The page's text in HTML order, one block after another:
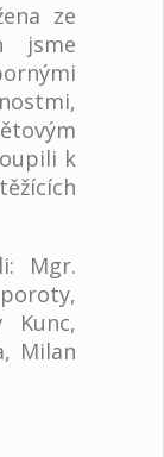
ze
jsme
k
Mgr.
Kunc,
Milan